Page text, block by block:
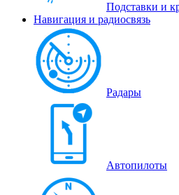
Подставки и
Навигация и радиосвязь
Радары
Автопилоты